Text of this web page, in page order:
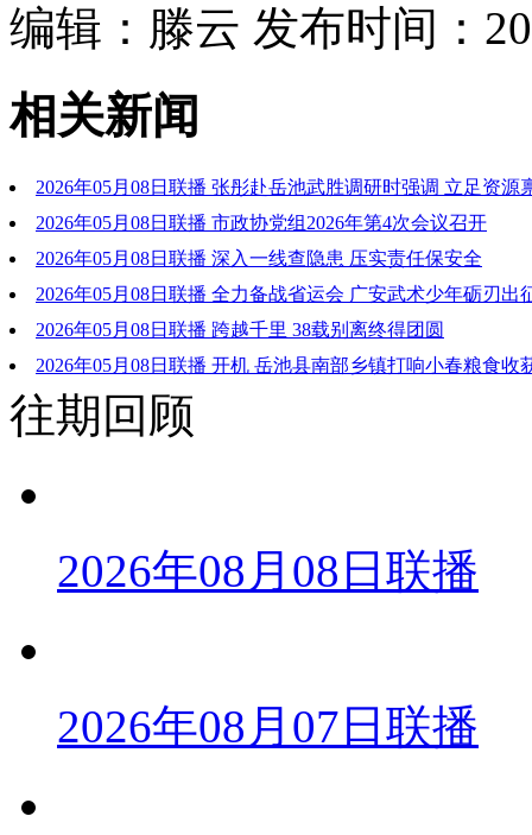
编辑：滕云 发布时间：
相关新闻
2026年05月08日联播 张彤赴岳池武胜调研时强调 立足资源
革创新 持续增强县域经济内生动力发展活力
2026年05月08日联播 市政协党组2026年第4次会议召开
2026年05月08日联播 深入一线查隐患 压实责任保安全
2026年05月08日联播 全力备战省运会 广安武术少年砺刃出
2026年05月08日联播 跨越千里 38载别离终得团圆
2026年05月08日联播 开机 岳池县南部乡镇打响小春粮食收
往期回顾
2026年08月08日联播
2026年08月07日联播